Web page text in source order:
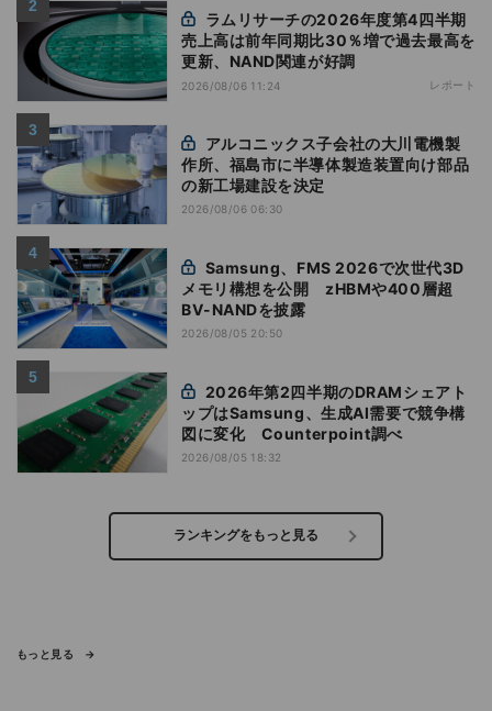
売上高は前年同期比30％増で過去最高を
更新、NAND関連が好調
2026/08/06 11:24 レポート
作所、福島市に半導体製造装置向け部品
の新工場建設を決定
2026/08/06 06:30
メモリ構想を公開 zHBMや400層超
BV-NANDを披露
2026/08/05 20:50
ップはSamsung、生成AI需要で競争構
図に変化 Counterpoint調べ
2026/08/05 18:32
ランキングをもっと見る
もっと見る